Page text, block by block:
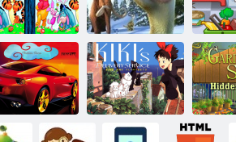
Fotomedības ar
Vinnijs Pūks
Ledus Laikmets
4 - Atrast 6
atšķirības
Die: